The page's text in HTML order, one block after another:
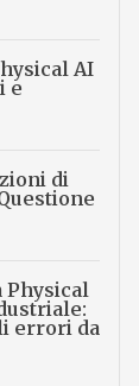
AI
e
di
Physical
errori da